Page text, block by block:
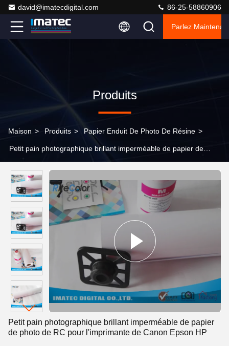
david@imatecdigital.com 86-25-58860906
Parlez
Produits
Maison > Produits > Papier Enduit De Photo De Résine >
Petit pain photographique brillant imperméable de papier de
Petit pain photographique brillant imperméable de papier
de photo de RC pour l'imprimante de Canon Epson HP